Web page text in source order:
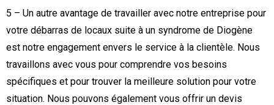
5 – Un autre avantage de travailler avec notre entreprise pour
votre débarras de locaux suite à un syndrome de Diogène
est notre engagement envers le service à la clientèle. Nous
travaillons avec vous pour comprendre vos besoins
spécifiques et pour trouver la meilleure solution pour votre
situation. Nous pouvons également vous offrir un devis